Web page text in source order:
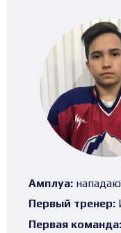
Амплуа:
Первый тренер:
Первая команда: